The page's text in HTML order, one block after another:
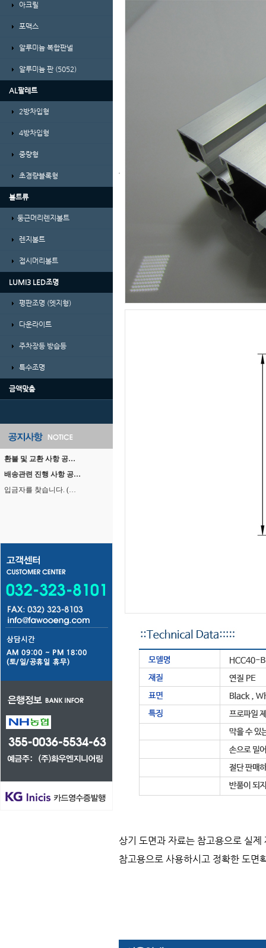
아크릴
포맥스
알루미늄 복합판넬
알루미늄 판 (5052)
AL팔레트
2방차입형
4방차입형
중량형
초경량블록형
볼트류
둥근머리렌지볼트
렌지볼트
접시머리볼트
LUMI3 LED조명
평판조명 (엣지형)
다운라이트
주차장등 방습등
특수조명
금액맞춤
환불 및 교환 사항 공…
배송관련 진행 사항 공…
입금자를 찾습니다. (…
상기 도면과 자료는 참고용으로 실
참고용으로 사용하시고 정확한 도면